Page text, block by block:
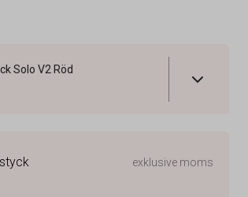
Solo V2 Röd
exklusive moms